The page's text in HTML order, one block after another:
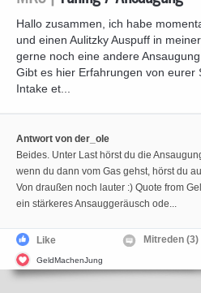
Hallo zusammen, ich habe
und einen Aulitzky Auspuff in
gerne noch eine andere
Gibt es hier Erfahrungen von eurer
Intake et...
Antwort von der_ole
Beides. Unter Last hörst du die
wenn du dann vom Gas gehst, hörst du
Von draußen noch lauter :) Quote from
ein stärkeres Ansauggeräusch ode...
Like
GeldMachenJung
Mitreden (3)